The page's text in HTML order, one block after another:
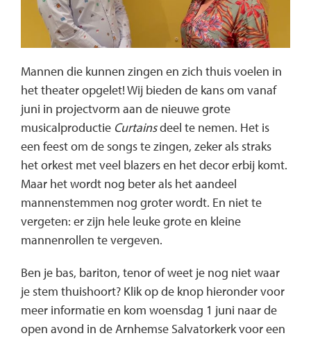
Mannen die kunnen zingen en zich thuis voelen in
het theater opgelet! Wij bieden de kans om vanaf
juni in projectvorm aan de nieuwe grote
musicalproductie Curtainsdeel te nemen. Het is
een feest om de songs te zingen, zeker als straks
het orkest met veel blazers en het decor erbij komt.
Maar het wordt nog beter als het aandeel
mannenstemmen nog groter wordt. En niet te
vergeten: er zijn hele leuke grote en kleine
mannenrollen te vergeven.
Ben je bas, bariton, tenor of weet je nog niet waar
je stem thuishoort? Klik op de knop hieronder voor
meer informatie en kom woensdag 1 juni naar de
open avond in de Arnhemse Salvatorkerk voor een